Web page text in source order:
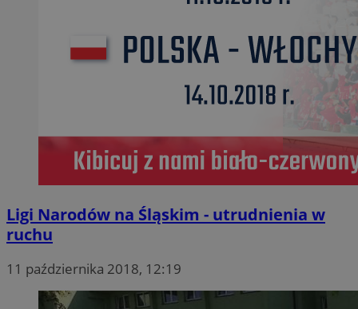
Ligi Narodów na Śląskim - utrudnienia w
ruchu
11 października 2018, 12:19